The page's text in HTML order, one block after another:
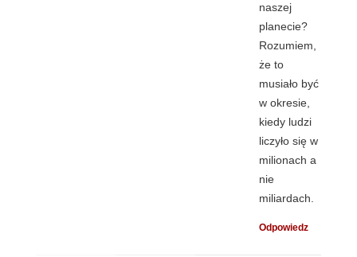
naszej
planecie?
Rozumiem,
że to
musiało być
w okresie,
kiedy ludzi
liczyło się w
milionach a
nie
miliardach.
Odpowiedz